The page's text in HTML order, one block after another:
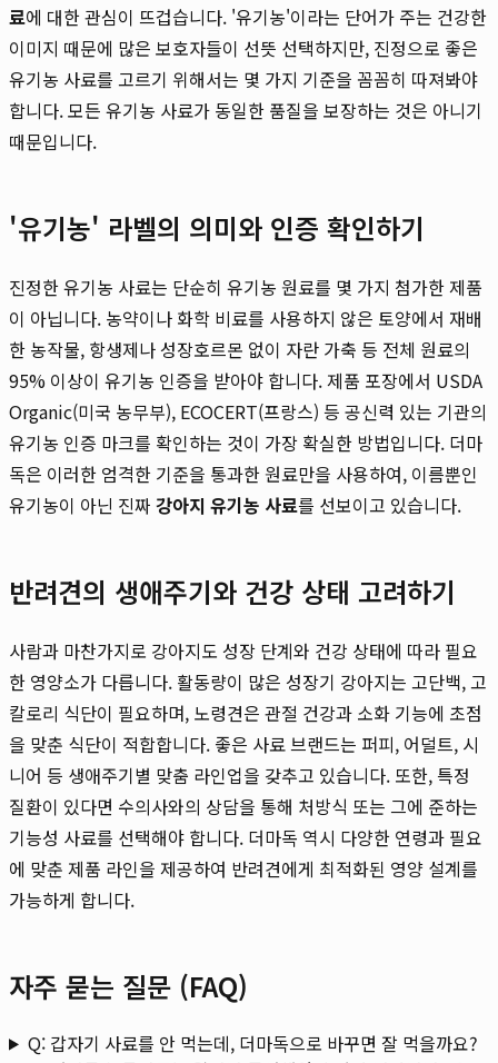
료에 대한 관심이 뜨겁습니다. '유기농'이라는 단어가 주는 건강한
이미지 때문에 많은 보호자들이 선뜻 선택하지만, 진정으로 좋은
유기농 사료를 고르기 위해서는 몇 가지 기준을 꼼꼼히 따져봐야
합니다. 모든 유기농 사료가 동일한 품질을 보장하는 것은 아니기
때문입니다.
'유기농' 라벨의 의미와 인증 확인하기
진정한 유기농 사료는 단순히 유기농 원료를 몇 가지 첨가한 제품
이 아닙니다. 농약이나 화학 비료를 사용하지 않은 토양에서 재배
한 농작물, 항생제나 성장호르몬 없이 자란 가축 등 전체 원료의
95% 이상이 유기농 인증을 받아야 합니다. 제품 포장에서 USDA
Organic(미국 농무부), ECOCERT(프랑스) 등 공신력 있는 기관의
유기농 인증 마크를 확인하는 것이 가장 확실한 방법입니다. 더마
독은 이러한 엄격한 기준을 통과한 원료만을 사용하여, 이름뿐인
유기농이 아닌 진짜 강아지 유기농 사료를 선보이고 있습니다.
반려견의 생애주기와 건강 상태 고려하기
사람과 마찬가지로 강아지도 성장 단계와 건강 상태에 따라 필요
한 영양소가 다릅니다. 활동량이 많은 성장기 강아지는 고단백, 고
칼로리 식단이 필요하며, 노령견은 관절 건강과 소화 기능에 초점
을 맞춘 식단이 적합합니다. 좋은 사료 브랜드는 퍼피, 어덜트, 시
니어 등 생애주기별 맞춤 라인업을 갖추고 있습니다. 또한, 특정
질환이 있다면 수의사와의 상담을 통해 처방식 또는 그에 준하는
기능성 사료를 선택해야 합니다. 더마독 역시 다양한 연령과 필요
에 맞춘 제품 라인을 제공하여 반려견에게 최적화된 영양 설계를
가능하게 합니다.
자주 묻는 질문 (FAQ)
Q: 갑자기 사료를 안 먹는데, 더마독으로 바꾸면 잘 먹을까요?